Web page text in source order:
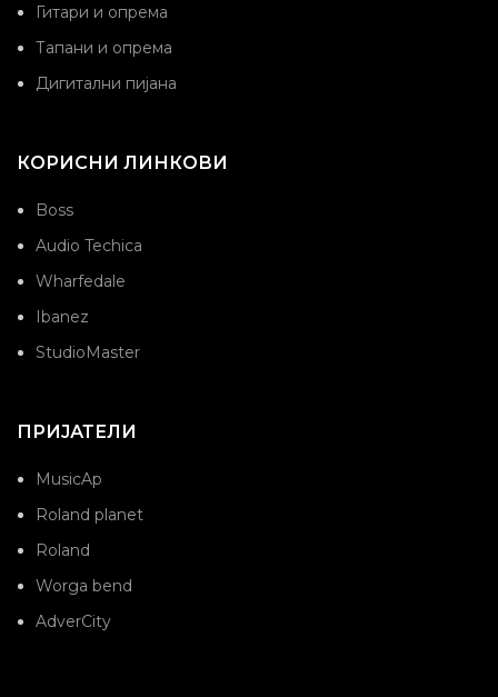
Гитари и опрема
Тапани и опрема
Дигитални пијана
КОРИСНИ ЛИНКОВИ
Boss
Audio Techica
Wharfedale
Ibanez
StudioMaster
ПРИЈАТЕЛИ
MusicAp
Roland planet
Roland
Worga bend
AdverCity